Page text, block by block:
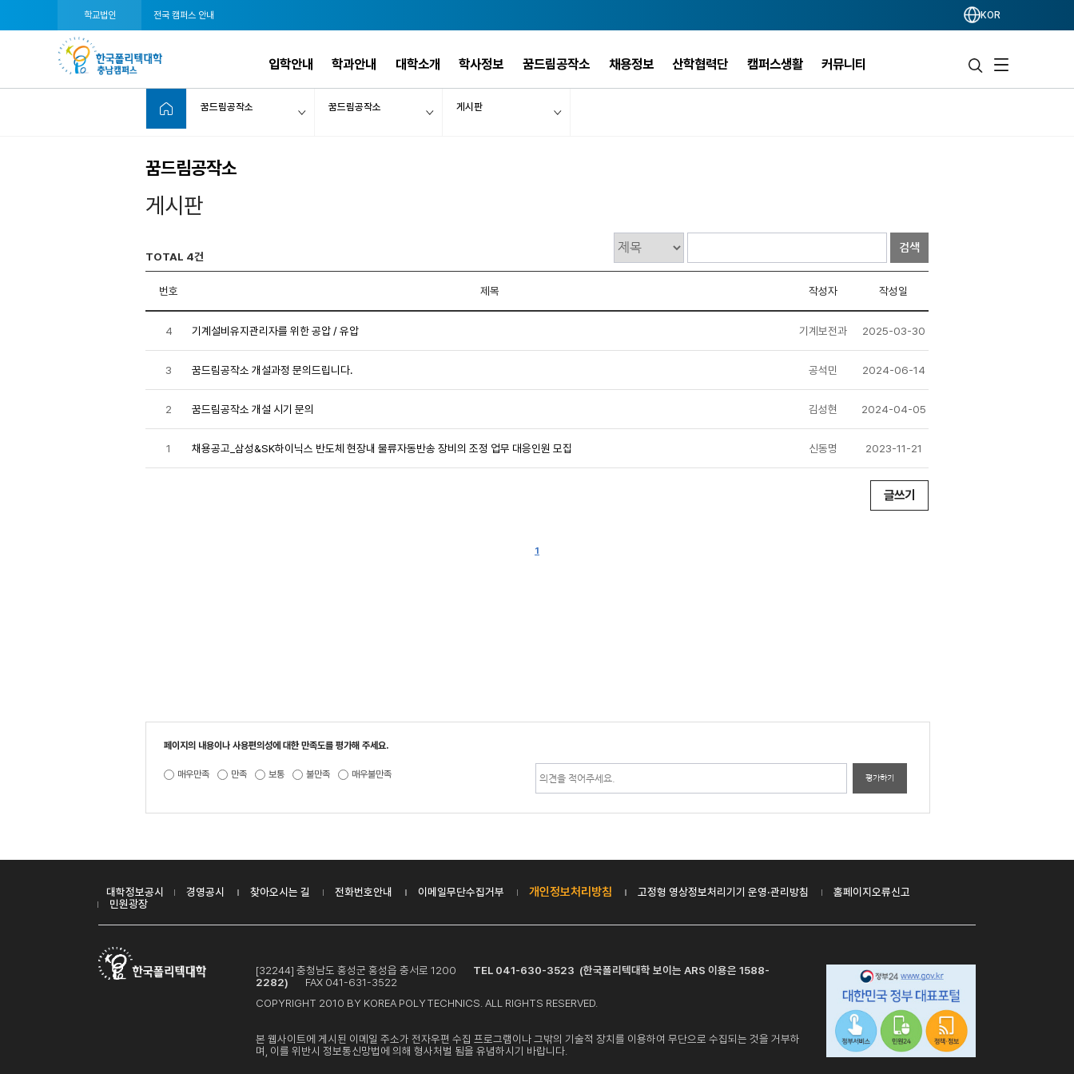
학교법인 전국 캠퍼스 안내 KOR
입학안내 학과안내 대학소개 학사정보 꿈드림공작소 채용정보 산학협력단 캠퍼스생활 커뮤니티
꿈드림공작소 꿈드림공작소 게시판
꿈드림공작소
게시판
TOTAL 4건
검색
번호 제목 작성자 작성일
4 기계설비유지관리자를 위한 공압 / 유압 기계보전과 2025-03-30
3 꿈드림공작소 개설과정 문의드립니다. 공석민 2024-06-14
2 꿈드림공작소 개설 시기 문의 김성현 2024-04-05
1 채용공고_삼성&SK하이닉스 반도체 현장내 물류자동반송 장비의 조정 업무 대응인원 모집 신동명 2023-11-21
글쓰기
1
페이지의 내용이나 사용편의성에 대한 만족도를 평가해 주세요.
매우만족 만족 보통 불만족 매우불만족 평가하기
대학정보공시 경영공시 찾아오시는 길 전화번호안내 이메일무단수집거부 개인정보처리방침 고정형 영상정보처리기기 운영·관리방침
홈페이지오류신고
민원광장
[32244] 충청남도 홍성군 홍성읍 충서로 1200 TEL 041-630-3523 (한국폴리텍대학 보이는 ARS 이용은 1588-
2282)
FAX 041-631-3522
COPYRIGHT 2010 BY KOREA POLYTECHNICS. ALL RIGHTS RESERVED.
본 웹사이트에 게시된 이메일 주소가 전자우편 수집 프로그램이나 그밖의 기술적 장치를 이용하여 무단으로 수집되는 것을 거부하
며, 이를 위반시 정보통신망법에 의해 형사처벌 됨을 유념하시기 바랍니다.